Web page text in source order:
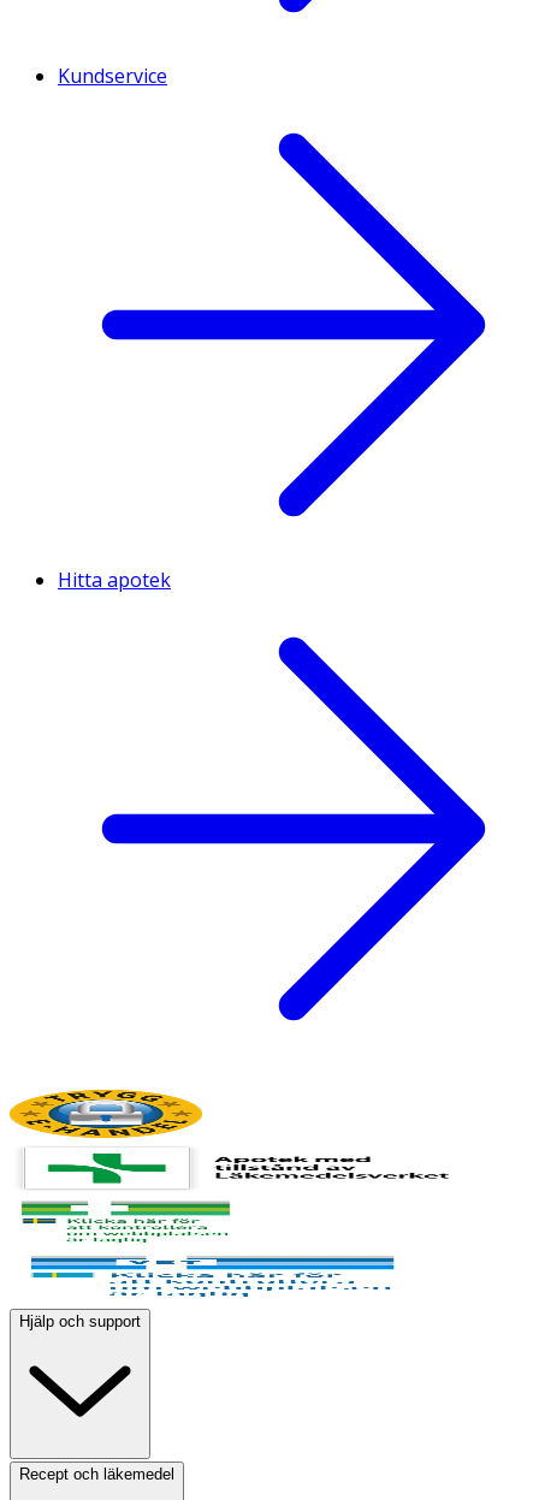
Kundservice
Hitta apotek
Hjälp och support
Recept och läkemedel